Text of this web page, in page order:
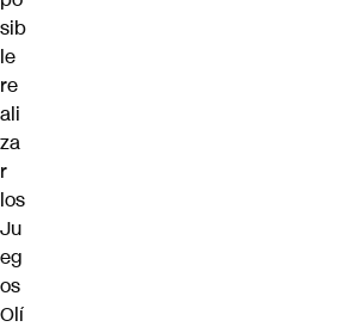
sib
le
re
ali
za
r
los
Ju
eg
os
Olí